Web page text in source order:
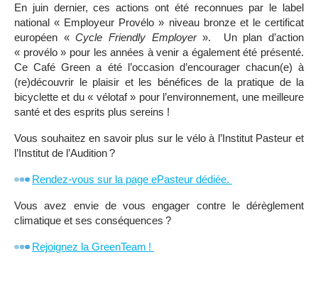
En juin dernier, ces actions ont été reconnues par le label
national « Employeur Provélo » niveau bronze et le certificat
européen «Cycle Friendly Employer». Un plan d’action
« provélo » pour les années à venir a également été présenté.
Ce Café Green a été l’occasion d’encourager chacun(e) à
(re)découvrir le plaisir et les bénéfices de la pratique de la
bicyclette et du « vélotaf » pour l’environnement, une meilleure
santé et des esprits plus sereins !
Vous souhaitez en savoir plus sur le vélo à l’Institut Pasteur et
l’Institut de l’Audition ?
Rendez-vous sur la page ePasteur dédiée.
Vous avez envie de vous engager contre le dérèglement
climatique et ses conséquences ?
Rejoignez la GreenTeam !